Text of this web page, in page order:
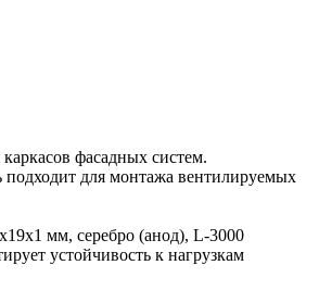
фасадных систем.
подходит для монтажа вентилируемых
мм, серебро (анод), L-3000
устойчивость к нагрузкам